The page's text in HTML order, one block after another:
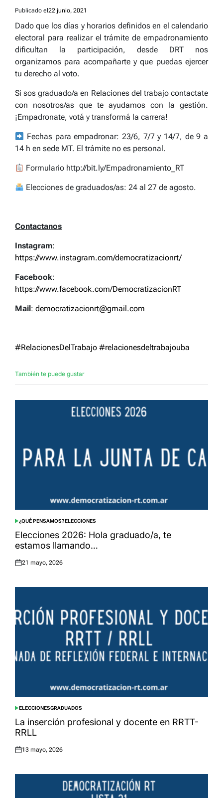
Publicado el 22 junio, 2021
Dado que los días y horarios definidos en el calendario
electoral para realizar el trámite de empadronamiento
dificultan la participación, desde DRT nos
organizamos para acompañarte y que puedas ejercer
tu derecho al voto.
Si sos graduado/a en Relaciones del trabajo contactate
con nosotros/as que te ayudamos con la gestión.
¡Empadronate, votá y transformá la carrera!
Fechas para empadronar: 23/6, 7/7 y 14/7, de 9 a
14 h en sede MT. El trámite no es personal.
Formulario http://bit.ly/Empadronamiento_RT
Elecciones de graduados/as: 24 al 27 de agosto.
Contactanos
Instagram:
https://www.instagram.com/democratizacionrt/
Facebook:
https://www.facebook.com/DemocratizacionRT
Mail: democratizacionrt@gmail.com
#RelacionesDelTrabajo #relacionesdeltrabajouba
También te puede gustar
POSTED
IN
¿QUÉ PENSAMOS?ELECCIONES
Elecciones 2026: Hola graduado/a, te
estamos llamando…
Posted
21 mayo, 2026
POSTED
IN
ELECCIONESGRADUADOS
La inserción profesional y docente en RRTT-
RRLL
Posted
13 mayo, 2026